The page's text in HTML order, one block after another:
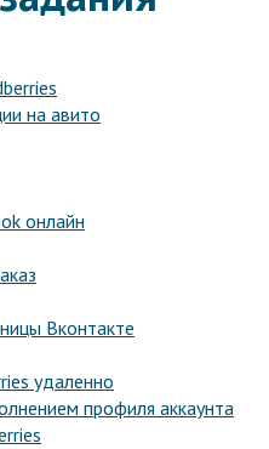
на авито
онлайн
Вконтакте
удаленно
профиля аккаунта